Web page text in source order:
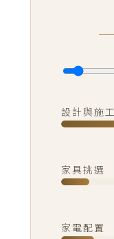
設計與施工
家具挑選
家電配置